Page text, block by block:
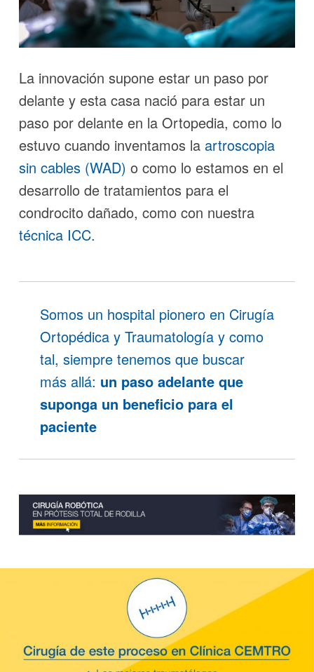
La innovación supone estar un paso por
delante y esta casa nació para estar un
paso por delante en la Ortopedia, como lo
estuvo cuando inventamos la artroscopia
sin cables (WAD) o como lo estamos en el
desarrollo de tratamientos para el
condrocito dañado, como con nuestra
técnica ICC.
Somos un hospital pionero en Cirugía
Ortopédica y Traumatología y como
tal, siempre tenemos que buscar
más allá: un paso adelante que
suponga un beneficio para el
paciente